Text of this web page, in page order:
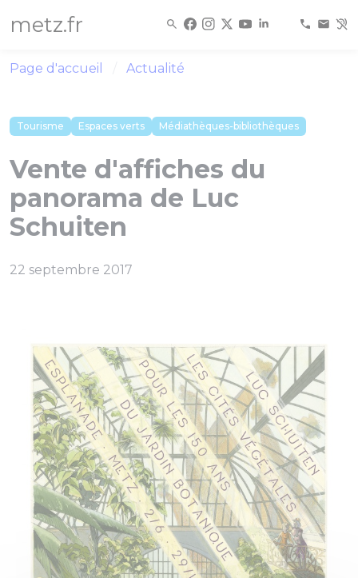
metz.fr
Page d'accueil Actualité
Tourisme Espaces verts Médiathèques-bibliothèques
Vente d'affiches du
panorama de Luc
Schuiten
22 septembre 2017